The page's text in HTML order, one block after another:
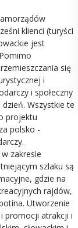
klienci (turyści
jest
się
i
i społeczny
Wszystkie te
projektu
polsko -
zakresie
szlaku są
gdzie na
rajdów,
Utworzenie
promocji atrakcji i